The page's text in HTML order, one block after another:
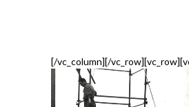
[/vc_column][/